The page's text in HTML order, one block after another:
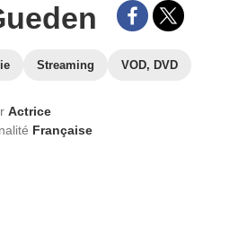
Streaming VOD, DVD
Actrice
Française